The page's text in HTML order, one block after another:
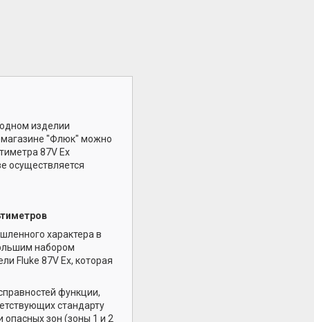
изделии
магазине "Флюк" можно
87V Ex
осуществляется
характера в
набором
Fluke 87V Ex, которая
функции,
стандарту
опасных зон (зоны 1 и 2